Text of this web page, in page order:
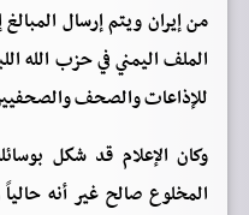
من إيران ويتم إرسال
الملف اليمني في حزب الله
للإذاعات والصحف
وكان الإعلام قد شكل
المخلوع صالح غير أنه